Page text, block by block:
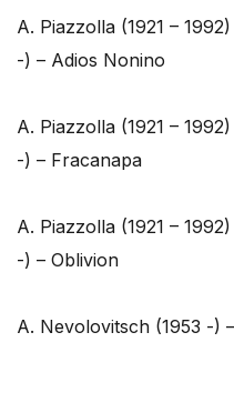
A. Piazzolla (1921 –
-) – Adios Nonino
A. Piazzolla (1921 –
-) – Fracanapa
A. Piazzolla (1921 –
-) – Oblivion
A. Nevolovitsch (1953 -)